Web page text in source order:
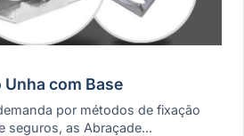
Unha com Base
por métodos de fixação
seguros, as Abraçade...